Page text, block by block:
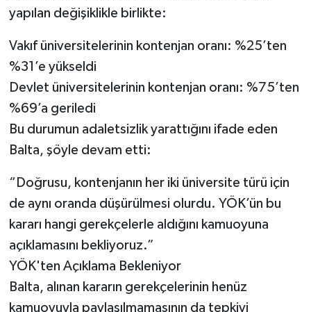
yapılan değişiklikle birlikte:
Vakıf üniversitelerinin kontenjan oranı: %25’ten
%31’e yükseldi
Devlet üniversitelerinin kontenjan oranı: %75’ten
%69’a geriledi
Bu durumun adaletsizlik yarattığını ifade eden
Balta, şöyle devam etti:
“Doğrusu, kontenjanın her iki üniversite türü için
de aynı oranda düşürülmesi olurdu. YÖK’ün bu
kararı hangi gerekçelerle aldığını kamuoyuna
açıklamasını bekliyoruz.”
YÖK'ten Açıklama Bekleniyor
Balta, alınan kararın gerekçelerinin henüz
kamuoyuyla paylaşılmamasının da tepkiyi